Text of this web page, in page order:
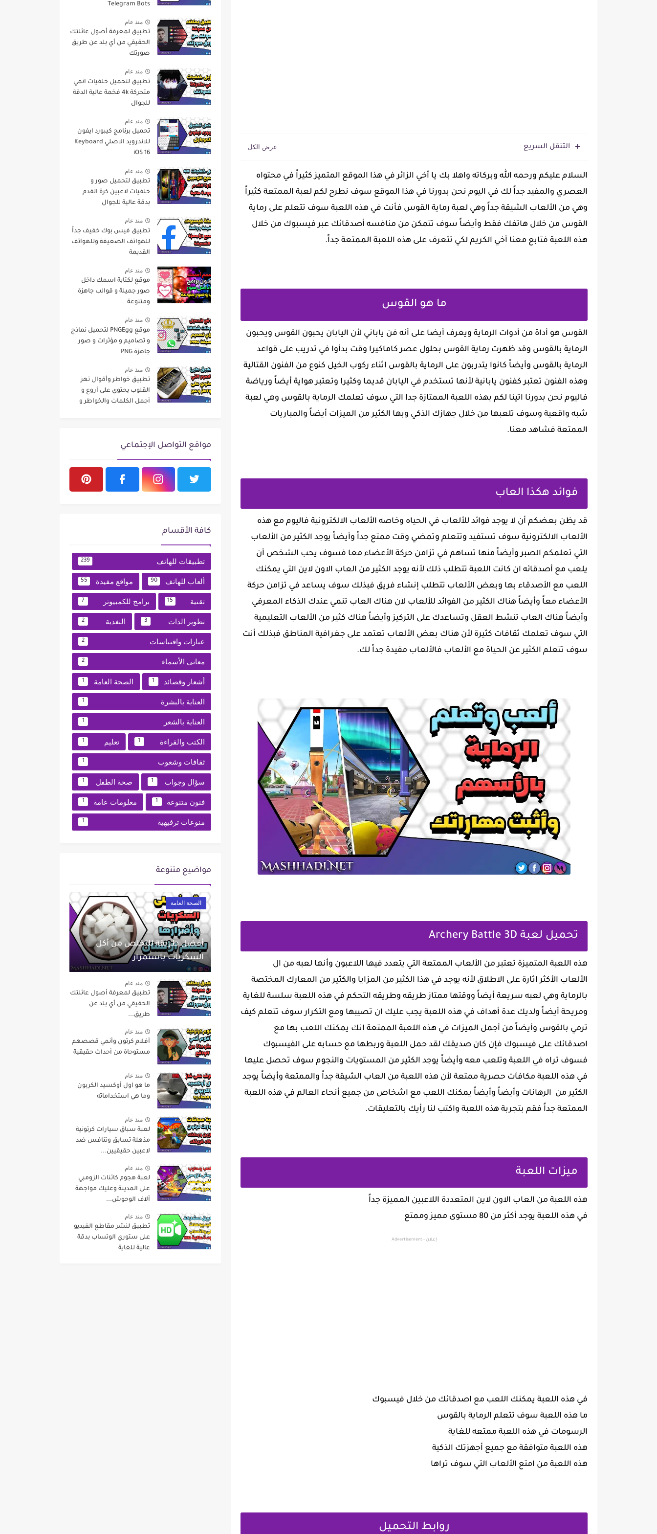
التنقل السريع
السلام عليكم ورحمه الله وبركاته واهلا بك يا أخي الزائر في هذا الموقع المتميز كثيراً في محتواه
العصري والمفيد جداً لك في اليوم نحن بدورنا في هذا الموقع سوف نطرح لكم لعبة الممتعة كثيراً
وهي من الألعاب الشيقة جداً وهي لعبة رماية القوس فأنت في هذه اللعبة سوف تتعلم على رماية
القوس من خلال هاتفك فقط وأيضاً سوف تتمكن من منافسه أصدقائك عبر فيسبوك من خلال
هذه اللعبة فتابع معنا أخي الكريم لكي تتعرف على هذه اللعبة الممتعة جداً.
ما هو القوس
القوس هو أداة من أدوات الرماية ويعرف أيضا على أنه فن ياباني لأن اليابان يحبون القوس ويحبون
الرماية بالقوس وقد ظهرت رماية القوس بحلول عصر كاماكيرا وقت بدأوا في تدريب على قواعد
الرماية بالقوس وأيضاً كانوا يتدربون على الرماية بالقوس اثناء ركوب الخيل كنوع من الفنون القتالية
وهذه الفنون تعتبر كفنون يابانية لأنها تستخدم في اليابان قديما وكثيرا وتعتبر هواية أيضاً ورياضة
فاليوم نحن بدورنا اتينا لكم بهذه اللعبة الممتازة جدا التي سوف تعلمك الرماية بالقوس وهي لعبة
شبه واقعية وسوف تلعبها من خلال جهازك الذكي وبها الكثير من الميزات أيضاً والمباريات
الممتعة فشاهد معنا.
فوائد هكذا العاب
قد يظن بعضكم أن لا يوجد فوائد للألعاب في الحياه وخاصه الألعاب الالكترونية فاليوم مع هذه
الألعاب الالكترونية سوف تستفيد وتتعلم وتمضي وقت ممتع جداً وأيضاً يوجد الكثير من الألعاب
التي تعلمكم الصبر وأيضاً منها تساهم في تزامن حركة الأعضاء معا فسوف يحب الشخص أن
يلعب مع أصدقائه ان كانت اللعبة تتطلب ذلك لأنه يوجد الكثير من العاب الاون لاين التي يمكنك
اللعب مع الأصدقاء بها وبعض الألعاب تتطلب إنشاء فريق فبذلك سوف يساعد في تزامن حركة
الأعضاء معاً وأيضاً هناك الكثير من الفوائد للألعاب لان هناك العاب تنمي عندك الذكاء المعرفي
وأيضاً هناك العاب تنشط العقل وتساعدك على التركيز وأيضاً هناك كثير من الألعاب التعليمية
التي سوف تعلمك ثقافات كثيرة لأن هناك بعض الألعاب تعتمد على جغرافية المناطق فبذلك أنت
سوف تتعلم الكثير عن الحياة مع الألعاب فالألعاب مفيدة جداً لك.
تحميل لعبة Archery Battle 3D
هذه اللعبة المتميزة تعتبر من الألعاب الممتعة التي يتعدد فيها اللاعبون وأنها لعبه من ال
الألعاب الأكثر اثارة على الاطلاق لأنه يوجد في هذا الكثير من المزايا والكثير من المعارك المختصة
بالرماية وهي لعبه سريعة أيضاً ووقتها ممتاز طريقه وطريقه التحكم في هذه اللعبة سلسة للغاية
ومريحة أيضاً ولديك عدة أهداف في هذه اللعبة يجب عليك ان تصيبها ومع التكرار سوف تتعلم كيف
ترمي بالقوس وأيضاً من أجمل الميزات في هذه اللعبة الممتعة انك يمكنك اللعب بها مع
اصدقائك على فيسبوك فإن كان صديقك لقد حمل اللعبة وربطها مع حسابه على الفيسبوك
فسوف تراه في اللعبة وتلعب معه وأيضاً يوجد الكثير من المستويات والنجوم سوف تحصل عليها
في هذه اللعبة مكافآت حصرية ممتعة لأن هذه اللعبة من العاب الشيقة جداً والممتعة وأيضاً يوجد
الكثير من الرهانات وأيضاً وأيضاً يمكنك اللعب مع اشخاص من جميع أنحاء العالم في هذه اللعبة
الممتعة جداً فقم بتجربة هذه اللعبة واكتب لنا رأيك بالتعليقات.
ميزات اللعبة
هذه اللعبة من العاب الاون لاين المتعددة اللاعبين المميزة جداً
في هذه اللعبة يوجد أكثر من 80 مستوى مميز وممتع
إعلان - Advertisement
في هذه اللعبة يمكنك اللعب مع اصدقائك من خلال فيسبوك
ما هذه اللعبة سوف تتعلم الرماية بالقوس
الرسومات في هذه اللعبة ممتعه للغاية
هذه اللعبة متوافقة مع جميع أجهزتك الذكية
هذه اللعبة من امتع الألعاب التي سوف تراها
روابط التحميل
Telegram Bots
منذ عام
تطبيق لمعرفة أصول عائلتك
الحقيقي من أي بلد عن طريق
صورتك
منذ عام
تطبيق لتحميل خلفيات انمي
متحركة 4k فخمة عالية الدقة
للجوال
منذ عام
تحميل برنامج كيبورد ايفون
للاندرويد الاصلي Keyboard
iOS 16
منذ عام
تطبيق لتحميل صور و
خلفيات لاعبين كرة القدم
بدقة عالية للجوال
منذ عام
تطبيق فيس بوك خفيف جداً
للهواتف الضعيفة وللهواتف
القديمة
منذ عام
موقع لكتابة اسمك داخل
صور جميلة و قوالب جاهزة
ومتنوعة
منذ عام
موقع PNGEgg لتحميل نماذج
و تصاميم و مؤثرات و صور
جاهزة PNG
منذ عام
تطبيق خواطر وأقوال تهز
القلوب يحتوي على أروع و
أجمل الكلمات والخواطر و
مواقع التواصل الإجتماعي
كافة الأقسام
تطبيقات للهاتف 239
ألعاب للهاتف 90 مواقع مفيدة 55
تقنية 15 برامج للكمبيوتر 7
تطوير الذات 3 التغذية 2
عبارات واقتباسات 2
معاني الأسماء 2
أشعار وقصائد 1 الصحة العامة 1
العناية بالبشرة 1
العناية بالشعر 1
الكتب والقراءة 1 تعليم 1
ثقافات وشعوب 1
سؤال وجواب 1 صحة الطفل 1
فنون متنوعة 1 معلومات عامة 1
منوعات ترفيهية 1
مواضيع متنوعة
الصحة العامة
منذ عام
أفضل طريقة للتخلص من أكل
السكريات باستمرار
منذ عام
تطبيق لمعرفة أصول عائلتك
الحقيقي من أي بلد عن
طريق...
منذ عام
أفلام كرتون وأنمي قصصهم
مستوحاة من أحداث حقيقية
منذ عام
ما هو اول أوكسيد الكربون
وما هي استخداماته
منذ عام
لعبة سباق سيارات كرتونية
مذهلة تسابق وتنافس ضد
لاعبين حقيقيين...
منذ عام
لعبة هجوم كائنات الزومبي
على المدينة وعليك مواجهة
آلاف الوحوش...
منذ عام
تطبيق لنشر مقاطع الفيديو
على ستوري الوتساب بدقة
عالية للغاية